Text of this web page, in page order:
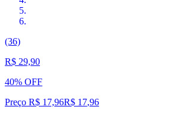
(36)
R$ 29,90
40% OFF
Preço R$ 17,96R$ 17,96